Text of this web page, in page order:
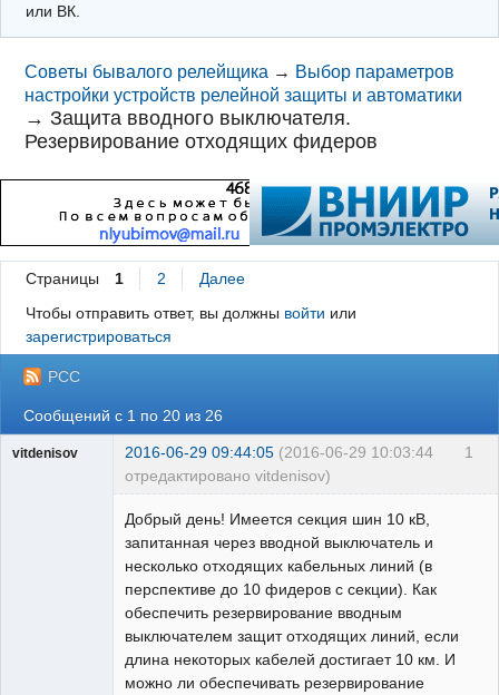
или ВК.
Советы бывалого релейщика → Выбор параметров
настройки устройств релейной защиты и автоматики
→Защита вводного выключателя.
Резервирование отходящих фидеров
Страницы 1 2
Далее
Чтобы отправить ответ, вы должны войти или
зарегистрироваться
РСС
Сообщений с 1 по 20 из 26
1
vitdenisov 2016-06-29 09:44:05 (2016-06-29 10:03:44
отредактировано vitdenisov)
Добрый день! Имеется секция шин 10 кВ,
запитанная через вводной выключатель и
несколько отходящих кабельных линий (в
перспективе до 10 фидеров с секции). Как
обеспечить резервирование вводным
выключателем защит отходящих линий, если
длина некоторых кабелей достигает 10 км. И
можно ли обеспечивать резервирование